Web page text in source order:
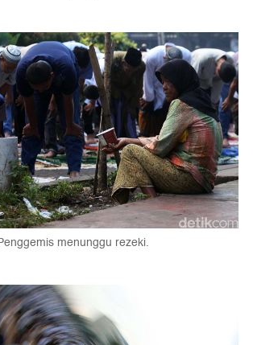
menunggu rezeki.